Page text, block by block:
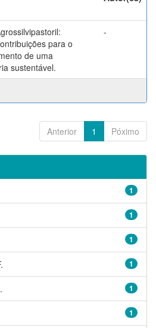
para o
de uma
sustentável.
-
Anterior 1 Póximo
1
1
1
1
1
1